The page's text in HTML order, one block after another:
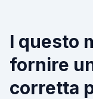
I questo
fornire
corretta